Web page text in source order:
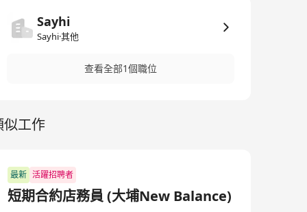
Sayhi
Sayhi·其他
查看全部1個職位
似工作
最新 活躍招聘者
短期合約店務員 (大埔New Balance)